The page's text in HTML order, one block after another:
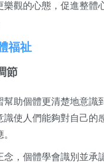
樂觀的心態，促進整體
福祉
節
幫助個體更清楚地意識
識使人們能夠對自己的
念，個體學會識別並承